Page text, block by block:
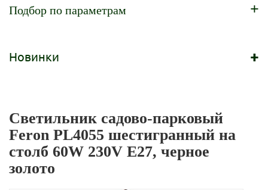
Подбор по параметрам +
Новинки +
Светильник садово-парковый
Feron PL4055 шестигранный на
столб 60W 230V E27, черное
золото